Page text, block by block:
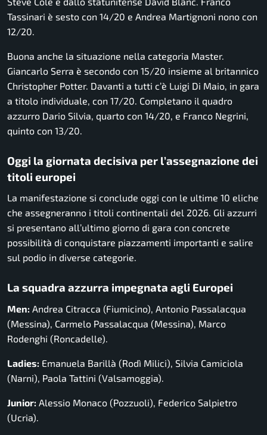
Tassinari è sesto con 14/20 e Andrea Martignoni nono con
12/20.
Buona anche la situazione nella categoria Master.
Giancarlo Serra è secondo con 15/20 insieme al britannico
Christopher Potter. Davanti a tutti c’è Luigi Di Maio, in gara
a titolo individuale, con 17/20. Completano il quadro
azzurro Dario Silvia, quarto con 14/20, e Franco Negrini,
quinto con 13/20.
Oggi la giornata decisiva per l’assegnazione dei
titoli europei
La manifestazione si conclude oggi con le ultime 10 eliche
che assegneranno i titoli continentali del 2026. Gli azzurri
si presentano all’ultimo giorno di gara con concrete
possibilità di conquistare piazzamenti importanti e salire
sul podio in diverse categorie.
La squadra azzurra impegnata agli Europei
Men: Andrea Citracca (Fiumicino), Antonio Passalacqua
(Messina), Carmelo Passalacqua (Messina), Marco
Rodenghi (Roncadelle).
Ladies: Emanuela Barillà (Rodì Milici), Silvia Camiciola
(Narni), Paola Tattini (Valsamoggia).
Junior: Alessio Monaco (Pozzuoli), Federico Salpietro
(Ucria).